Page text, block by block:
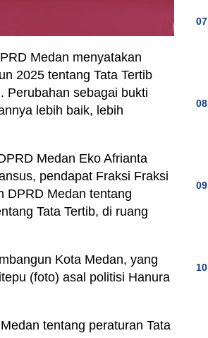
Medan menyatakan
2025 tentang Tata Tertib
Perubahan sebagai bukti
lebih baik, lebih
Medan Eko Afrianta
pendapat Fraksi Fraksi
DPRD Medan tentang
Tata Tertib, di ruang
Kota Medan, yang
(foto) asal politisi Hanura
tentang peraturan Tata